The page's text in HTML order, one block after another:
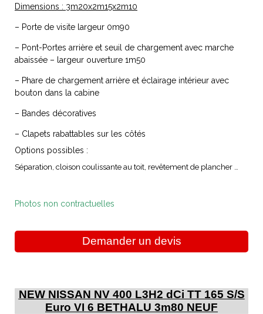
Dimensions : 3m20x2m15x2m10
– Porte de visite largeur 0m90
– Pont-Portes arrière et seuil de chargement avec marche
abaissée – largeur ouverture 1m50
– Phare de chargement arrière et éclairage intérieur avec
bouton dans la cabine
– Bandes décoratives
– Clapets rabattables sur les côtés
Options possibles :
Séparation, cloison coulissante au toit, revêtement de plancher …
Photos non contractuelles
Demander un devis
NEW NISSAN NV 400 L3H2 dCi TT 165 S/S
Euro VI 6 BETHALU 3m80 NEUF